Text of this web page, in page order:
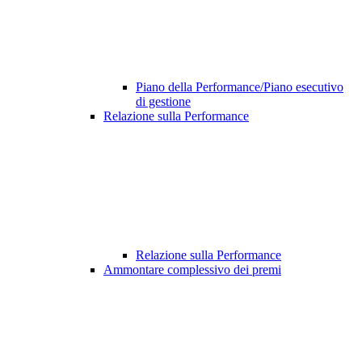
Piano della Performance/Piano esecutivo
di gestione
Relazione sulla Performance
Relazione sulla Performance
Ammontare complessivo dei premi